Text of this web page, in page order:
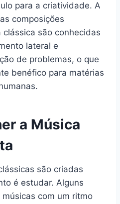
para a criatividade. A
composições
são conhecidas
lateral e
de problemas, o que
benéfico para matérias
a Música
são criadas
é estudar. Alguns
com um ritmo